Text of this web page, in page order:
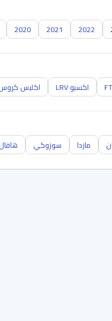
2022
2021
2020
اكسبو LRV اكلبس
مازدا سوزوكي هافال